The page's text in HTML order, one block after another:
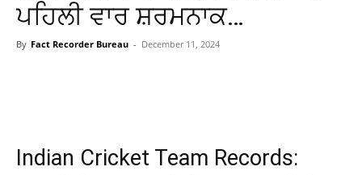
ਪਹਿਲੀ ਵਾਰ ਸ਼ਰਮਨਾਕ…
By Fact Recorder Bureau - December 11, 2024
Indian Cricket Team Records: